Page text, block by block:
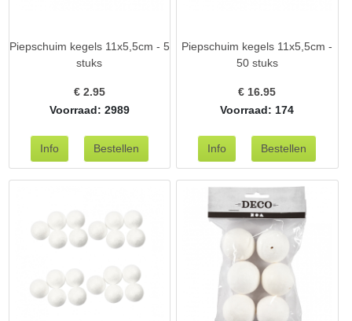
Piepschuim kegels 11x5,5cm - 5
stuks
€ 2.95
Voorraad: 2989
Piepschuim kegels 11x5,5cm -
50 stuks
€ 16.95
Voorraad: 174